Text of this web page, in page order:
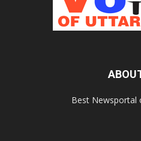
Best Newsportal